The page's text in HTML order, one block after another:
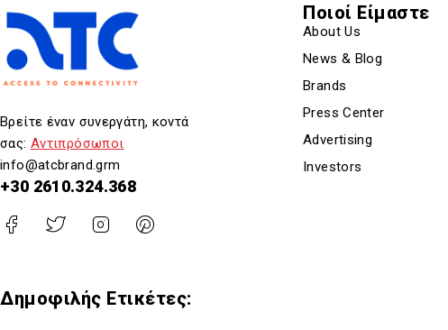
Βρείτε έναν συνεργάτη, κοντά
σας: Αντιπρόσωποι
info@atcbrand.grm
+30 2610.324.368
Ποιοί Είμαστε
About Us
News & Blog
Brands
Press Center
Advertising
Investors
Δημοφιλής Ετικέτες: